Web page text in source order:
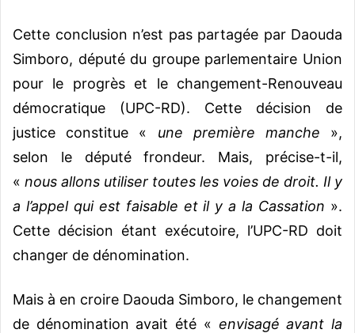
Cette conclusion n’est pas partagée par Daouda
Simboro, député du groupe parlementaire Union
pour le progrès et le changement-Renouveau
démocratique (UPC-RD). Cette décision de
justice constitue « une première manche »,
selon le député frondeur. Mais, précise-t-il,
« nous allons utiliser toutes les voies de droit. Il y
a l’appel qui est faisable et il y a la Cassation ».
Cette décision étant exécutoire, l’UPC-RD doit
changer de dénomination.
Mais à en croire Daouda Simboro, le changement
de dénomination avait été « envisagé avant la